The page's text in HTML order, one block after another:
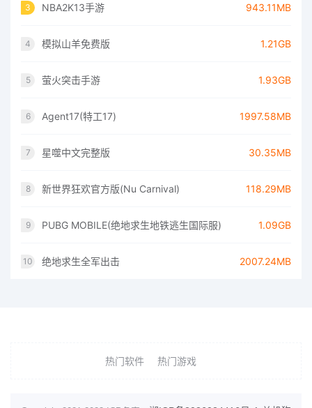
3 NBA2K13手游 943.11MB
4 模拟山羊免费版 1.21GB
5 萤火突击手游 1.93GB
6 Agent17(特工17) 1997.58MB
7 星噬中文完整版 30.35MB
8 新世界狂欢官方版(Nu Carnival) 118.29MB
9 PUBG MOBILE(绝地求生地铁逃生国际服) 1.09GB
10 绝地求生全军出击 2007.24MB
热门软件 热门游戏